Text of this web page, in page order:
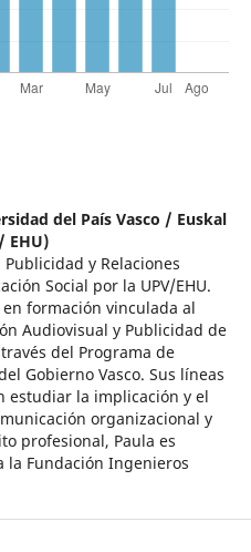
del País Vasco / Euskal
EHU)
y Relaciones
Social por la UPV/EHU.
formación vinculada al
Audiovisual y Publicidad de
través del Programa de
Gobierno Vasco. Sus líneas
estudiar la implicación y el
organizacional y
profesional, Paula es
la Fundación Ingenieros